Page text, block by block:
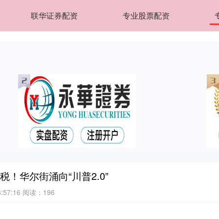
联华证券配资 专业股票配资
！华尔街涌向“川普2.0”
阅读：196